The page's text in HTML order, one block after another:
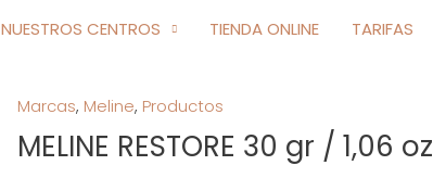
NUESTROS CENTROS TIENDA ONLINE TARIFAS
Marcas, Meline, Productos
MELINE RESTORE 30 gr / 1,06 oz